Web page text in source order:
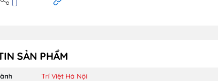
SẢN PHẨM
Trí Việt Hà Nội